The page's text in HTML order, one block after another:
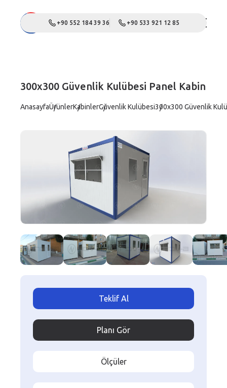
+90 552 184 39 36 +90 533 921 12 85
300x300 Güvenlik Kulübesi Panel Kabin
AnasayfaÜrünlerKabinlerGüvenlik Kulübesi300x300 Güvenlik
Teklif Al
Planı Gör
Ölçüler